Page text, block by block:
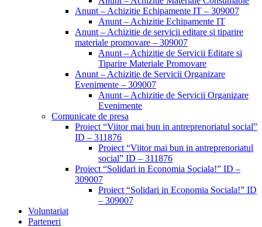
Anunt – Achizitie Echipamente IT – 309007
Anunt – Achizitie Echipamente IT
Anunt – Achizitie de servicii editare si tiparire
materiale promovare – 309007
Anunt – Achizitie de Servicii Editare si
Tiparire Materiale Promovare
Anunt – Achizitie de Servicii Organizare
Evenimente – 309007
Anunt – Achizitie de Servicii Organizare
Evenimente
Comunicate de presa
Proiect “Viitor mai bun in antreprenoriatul social”
ID – 311876
Proiect “Viitor mai bun in antreprenoriatul
social” ID – 311876
Proiect “Solidari in Economia Sociala!” ID –
309007
Proiect “Solidari in Economia Sociala!” ID
– 309007
Voluntariat
Parteneri